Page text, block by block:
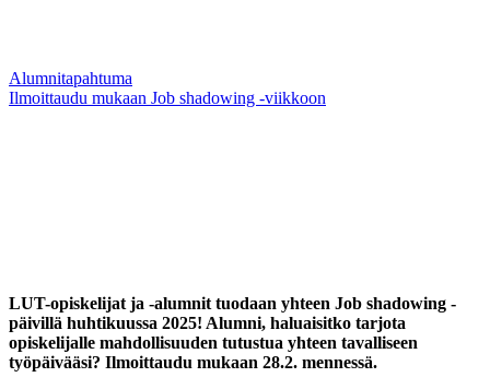
Alumnitapahtuma
Ilmoittaudu mukaan Job shadowing -viikkoon
LUT-opiskelijat ja -alumnit tuodaan yhteen Job shadowing -
päivillä huhtikuussa 2025! Alumni, haluaisitko tarjota
opiskelijalle mahdollisuuden tutustua yhteen tavalliseen
työpäivääsi? Ilmoittaudu mukaan 28.2. mennessä.